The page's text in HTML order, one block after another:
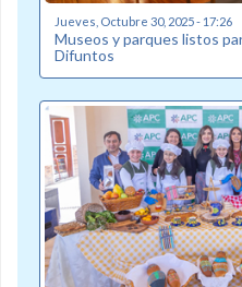
Jueves, Octubre 30, 2025 - 17:26
Museos y parques listos
Difuntos